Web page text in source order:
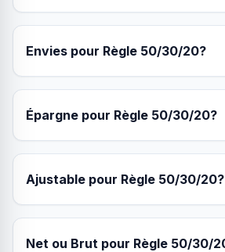
Envies pour Règle 50/30/20?
Épargne pour Règle 50/30/20?
Ajustable pour Règle 50/30/20?
Net ou Brut pour Règle 50/30/